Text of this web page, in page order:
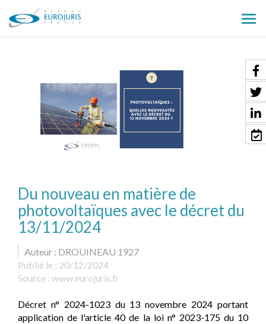
le
Du nouveau en matière de
photovoltaïques avec le décret du
13/11/2024
Auteur : DROUINEAU 1927
Publié le : 20/12/2024
Source : www.eurojuris.fr
Décret n° 2024-1023 du 13 novembre 2024 portant
application de l'article 40 de la loi n° 2023-175 du 10